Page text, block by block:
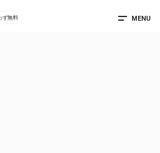
ず無料 MENU